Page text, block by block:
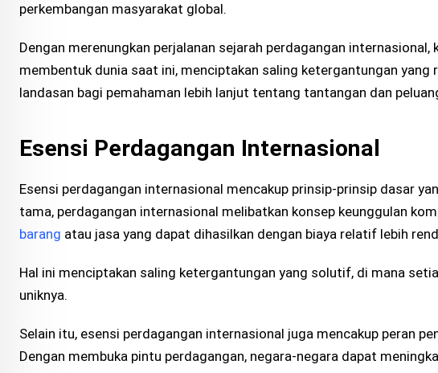
perkembangan masyarakat global.
Dengan merenungkan perjalanan sejarah perdagangan
membentuk dunia saat ini, menciptakan saling ketergantungan
landasan bagi pemahaman lebih lanjut tentang tantangan dan
Esensi Perdagangan Internasional
Esensi perdagangan internasional mencakup prinsip-prinsip dasar
tama, perdagangan internasional melibatkan konsep keunggulan
barang atau jasa yang dapat dihasilkan dengan biaya relatif lebih
Hal ini menciptakan saling ketergantungan yang solutif, di mana
uniknya.
Selain itu, esensi perdagangan internasional juga mencakup peran
Dengan membuka pintu perdagangan, negara-negara dapat